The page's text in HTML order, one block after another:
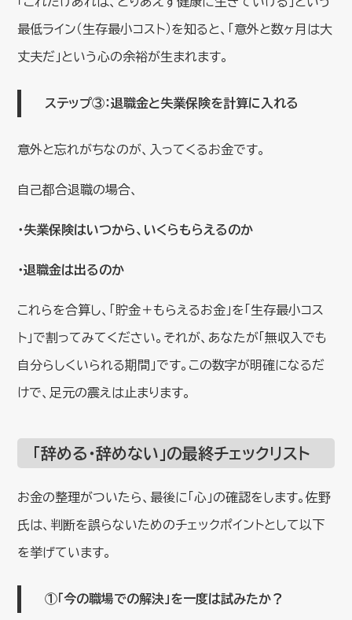
最低ライン（生存最小コスト）を知ると、「意外と数ヶ月は大
丈夫だ」という心の余裕が生まれます。
ステップ③：退職金と失業保険を計算に入れる
意外と忘れがちなのが、入ってくるお金です。
自己都合退職の場合、
・失業保険はいつから、いくらもらえるのか
・退職金は出るのか
これらを合算し、「貯金＋もらえるお金」を「生存最小コス
ト」で割ってみてください。それが、あなたが「無収入でも
自分らしくいられる期間」です。この数字が明確になるだ
けで、足元の震えは止まります。
「辞める・辞めない」の最終チェックリスト
お金の整理がついたら、最後に「心」の確認をします。佐野
氏は、判断を誤らないためのチェックポイントとして以下
を挙げています。
①「今の職場での解決」を一度は試みたか？